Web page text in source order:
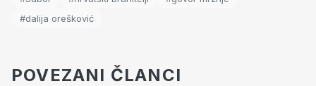
#dalija orešković
POVEZANI ČLANCI